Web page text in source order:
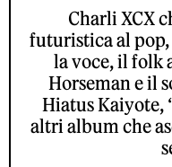
Charli XCX
futuristica al
la voce, il folk
Horseman e il
Hiatus Kaiyote,
altri album che